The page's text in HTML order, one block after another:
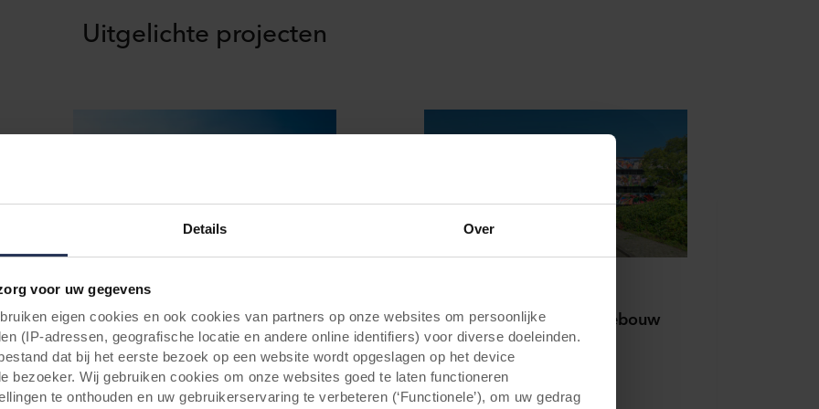
Details Over
voor uw gegevens
eigen cookies en ook cookies van partners op onze websites om persoonlijke
(IP-adressen, geografische locatie en andere online identifiers) voor diverse doeleinden.
dat bij het eerste bezoek op een website wordt opgeslagen op het device
bezoeker. Wij gebruiken cookies om onze websites goed te laten functioneren
te onthouden en uw gebruikerservaring te verbeteren (‘Functionele’), om uw gedrag
Uitgelichte projecten
Public - Schools / Universities
Markante renovatie geeft
Bergense universiteitscampus
nieuw gezicht
In Bergen kreeg de FUCaM-campus van de
Odisee Aalst: van bankgebouw
naar aantrekkelijke
onderwijsinstelling
De renovatie van het Odisee-